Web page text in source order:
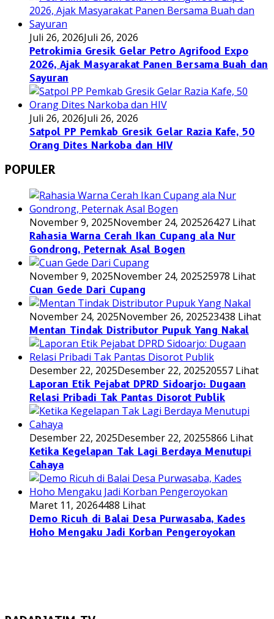
Juli 26, 2026Juli 26, 2026
Petrokimia Gresik Gelar Petro Agrifood Expo
2026, Ajak Masyarakat Panen Bersama Buah dan
Sayuran
Juli 26, 2026Juli 26, 2026
Satpol PP Pemkab Gresik Gelar Razia Kafe, 50
Orang Dites Narkoba dan HIV
POPULER
November 9, 2025November 24, 202526427 Lihat
Rahasia Warna Cerah Ikan Cupang ala Nur
Gondrong, Peternak Asal Bogen
November 9, 2025November 24, 202525978 Lihat
Cuan Gede Dari Cupang
November 24, 2025November 26, 202523438 Lihat
Mentan Tindak Distributor Pupuk Yang Nakal
Desember 22, 2025Desember 22, 202520557 Lihat
Laporan Etik Pejabat DPRD Sidoarjo: Dugaan
Relasi Pribadi Tak Pantas Disorot Publik
Desember 22, 2025Desember 22, 20255866 Lihat
Ketika Kegelapan Tak Lagi Berdaya Menutupi
Cahaya
Maret 11, 20264488 Lihat
Demo Ricuh di Balai Desa Purwasaba, Kades
Hoho Mengaku Jadi Korban Pengeroyokan